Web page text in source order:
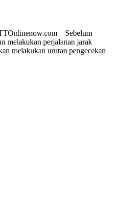
– Sebelum
melakukan perjalanan jarak
melakukan urutan pengecekan